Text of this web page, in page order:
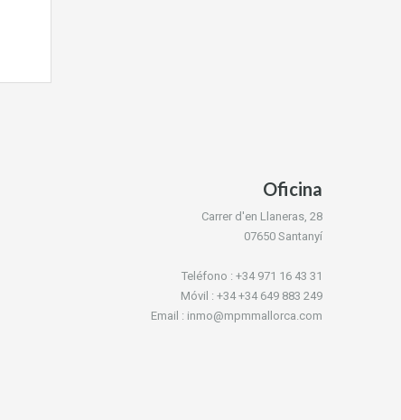
Oficina
Carrer d'en Llaneras, 28
07650 Santanyí
Teléfono : +34 971 16 43 31
Móvil : +34 +34 649 883 249
Email : inmo@mpmmallorca.com